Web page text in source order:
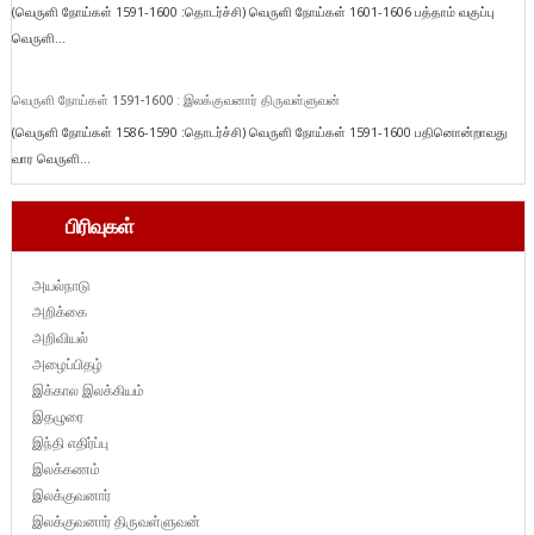
(வெருளி நோய்கள் 1591-1600 :தொடர்ச்சி) வெருளி நோய்கள் 1601-1606 பத்தாம் வகுப்பு
வெருளி...
வெருளி நோய்கள் 1591-1600 : இலக்குவனார் திருவள்ளுவன்
(வெருளி நோய்கள் 1586-1590 :தொடர்ச்சி) வெருளி நோய்கள் 1591-1600 பதினொன்றாவது
வார வெருளி...
பிரிவுகள்
அயல்நாடு
அறிக்கை
அறிவியல்
அழைப்பிதழ்
இக்கால இலக்கியம்
இதழுரை
இந்தி எதிர்ப்பு
இலக்கணம்
இலக்குவனார்
இலக்குவனார் திருவள்ளுவன்